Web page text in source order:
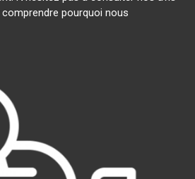
pourquoi nous